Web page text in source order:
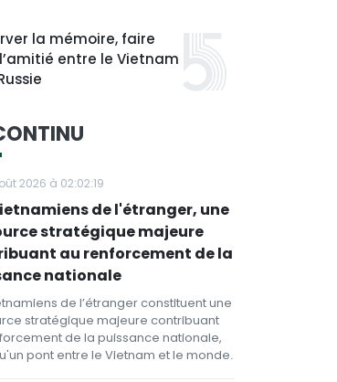
la mémoire, faire
entre le Vietnam
2026 à 02:02:19
de l'étranger, une
stratégique majeure
au renforcement de la
nationale
de l’étranger constituent une
stratégique majeure contribuant
de la puissance nationale,
pont entre le Vietnam et le monde.